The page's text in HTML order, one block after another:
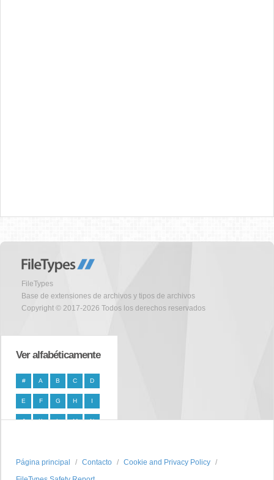
FileTypes
Base de extensiones de archivos y tipos de archivos
Copyright © 2017-2026 Todos los derechos reservados
Ver alfabéticamente
# A B C D
E F G H I
J K L M N
T U V W X
Página principal Contacto
Cookie and Privacy Policy